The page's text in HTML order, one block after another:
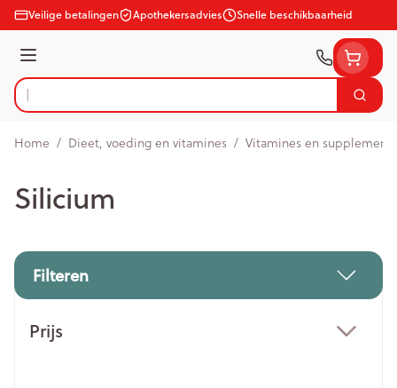
Ga naar de inhoud
Veilige betalingen Apothekersadvies Snelle beschikbaarheid
Menu
Product, merk, categorie...
Zoek
Home / Dieet, voeding en vitamines / Vitamines en
Silicium
Filteren
Prijs